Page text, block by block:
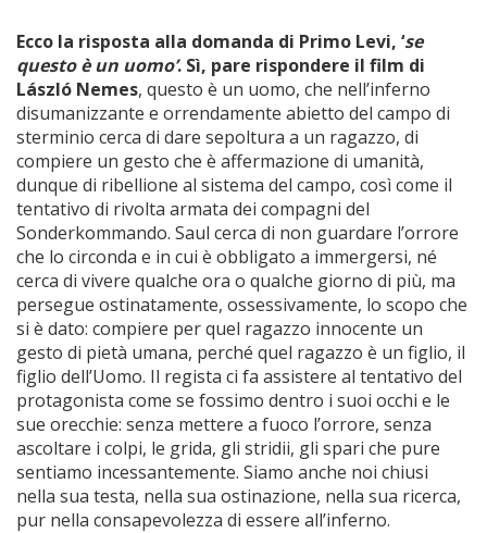
Ecco la risposta alla domanda di Primo Levi, ‘se
questo è un uomo’. Sì, pare rispondere il film di
László Nemes, questo è un uomo, che nell’inferno
disumanizzante e orrendamente abietto del campo di
sterminio cerca di dare sepoltura a un ragazzo, di
compiere un gesto che è affermazione di umanità,
dunque di ribellione al sistema del campo, così come il
tentativo di rivolta armata dei compagni del
Sonderkommando. Saul cerca di non guardare l’orrore
che lo circonda e in cui è obbligato a immergersi, né
cerca di vivere qualche ora o qualche giorno di più, ma
persegue ostinatamente, ossessivamente, lo scopo che
si è dato: compiere per quel ragazzo innocente un
gesto di pietà umana, perché quel ragazzo è un figlio, il
figlio dell’Uomo. Il regista ci fa assistere al tentativo del
protagonista come se fossimo dentro i suoi occhi e le
sue orecchie: senza mettere a fuoco l’orrore, senza
ascoltare i colpi, le grida, gli stridii, gli spari che pure
sentiamo incessantemente. Siamo anche noi chiusi
nella sua testa, nella sua ostinazione, nella sua ricerca,
pur nella consapevolezza di essere all’inferno.